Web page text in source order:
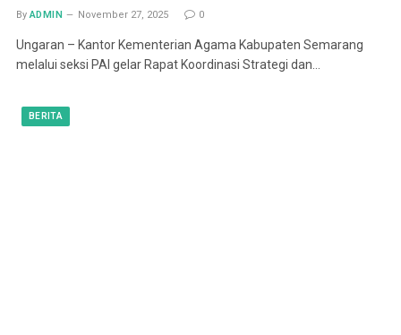
By ADMIN November 27, 2025 0
Ungaran – Kantor Kementerian Agama Kabupaten Semarang
melalui seksi PAI gelar Rapat Koordinasi Strategi dan…
BERITA